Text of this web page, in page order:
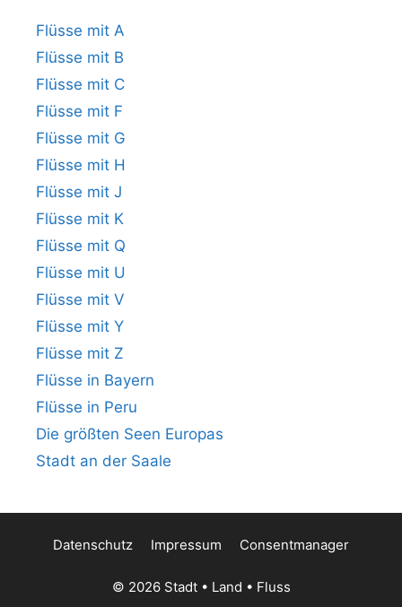
Flüsse mit A
Flüsse mit B
Flüsse mit C
Flüsse mit F
Flüsse mit G
Flüsse mit H
Flüsse mit J
Flüsse mit K
Flüsse mit Q
Flüsse mit U
Flüsse mit V
Flüsse mit Y
Flüsse mit Z
Flüsse in Bayern
Flüsse in Peru
Die größten Seen Europas
Stadt an der Saale
Datenschutz Impressum Consentmanager
© 2026 Stadt • Land • Fluss